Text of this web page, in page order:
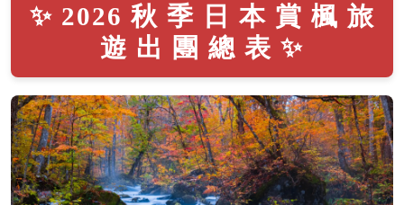
✨ 2026 秋 季 日 本 賞 楓 旅
遊 出 團 總 表 ✨